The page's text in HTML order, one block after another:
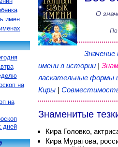
О
По
Значение
имени в истории|
ласкательные формы
Киры |
Знаменитые
Кира Головко,
Кира Муратова,
имен
на
на
дней